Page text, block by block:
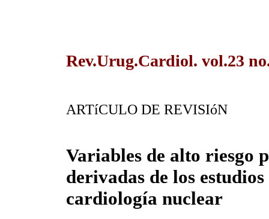
Rev.Urug.Cardiol. vol.23
ARTíCULO DE REVISIóN
Variables de alto riesgo
derivadas de los
cardiología nuclear